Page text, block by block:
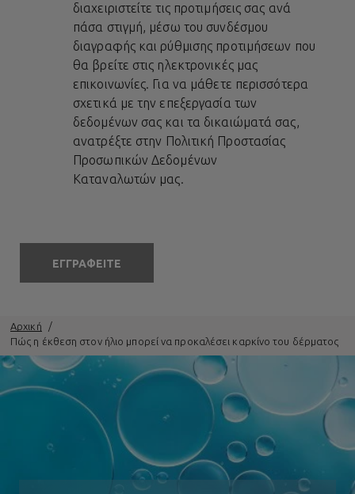
διαχειριστείτε τις προτιμήσεις σας ανά
πάσα στιγμή, μέσω του συνδέσμου
διαγραφής και ρύθμισης προτιμήσεων που
θα βρείτε στις ηλεκτρονικές μας
επικοινωνίες. Για να μάθετε περισσότερα
σχετικά με την επεξεργασία των
δεδομένων σας και τα δικαιώματά σας,
ανατρέξτε στην Πολιτική Προστασίας
Προσωπικών Δεδομένων
Καταναλωτών μας.
ΕΓΓΡΑΦΕΙΤΕ
Αρχική
Πώς η έκθεση στον ήλιο μπορεί να προκαλέσει καρκίνο του δέρματος